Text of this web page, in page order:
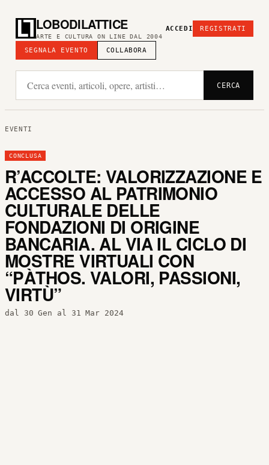
LOBODILATTICE
ARTE E CULTURA ON LINE DAL 2004
SEGNALA EVENTO COLLABORA
ACCEDI REGISTRATI
CERCA
EVENTI
CONCLUSA
R’ACCOLTE: VALORIZZAZIONE E
ACCESSO AL PATRIMONIO
CULTURALE DELLE
FONDAZIONI DI ORIGINE
BANCARIA. AL VIA IL CICLO DI
MOSTRE VIRTUALI CON
“PÀTHOS. VALORI, PASSIONI,
VIRTÙ”
dal 30 Gen al 31 Mar 2024